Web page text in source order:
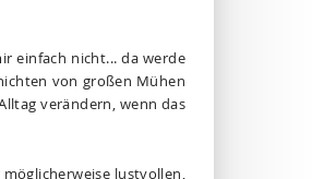
einfach nicht... da werde
von großen Mühen
verändern, wenn das
lustvollen,